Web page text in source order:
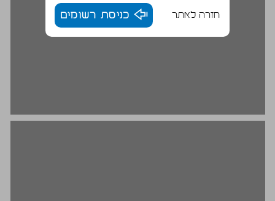
חזרה לאתר כניסת רשומים
העמדת מינוח עברי למוסדות המדינה ... 19